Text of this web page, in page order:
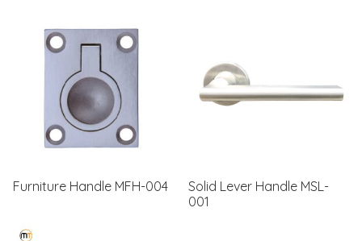
Furniture Handle MFH-004
Solid Lever Handle MSL-
001